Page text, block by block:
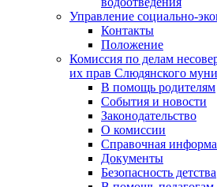
Управление социально-
Контакты
Положение
Комиссия по делам
их прав Слюдянского
В помощь родителям
События и новости
Законодательство
О комиссии
Справочная
Документы
Безопасность детства